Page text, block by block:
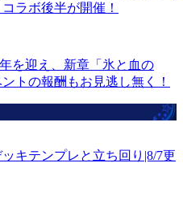
ラボ後半が開催！
を迎え、新章「氷と血の
トの報酬もお見逃し無く！
キテンプレと立ち回り|8/7更